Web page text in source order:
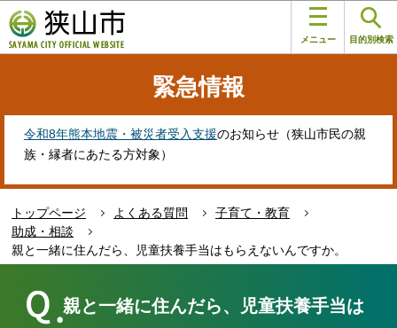
の
ペ
す
メニュー 目的別検索
緊急情報
令和8年熊本地震・被災者受入支援のお知らせ（狭山市民の親
族・縁者にあたる方対象）
トップページ よくある質問
子育て・教育
助成・相談
親と一緒に住んだら、児童扶養手当はもらえないんですか。
親と一緒に住んだら、児童扶養手当は